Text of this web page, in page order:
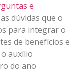
e
dúvidas que o
para integrar o
de benefícios e
auxílio
do ano